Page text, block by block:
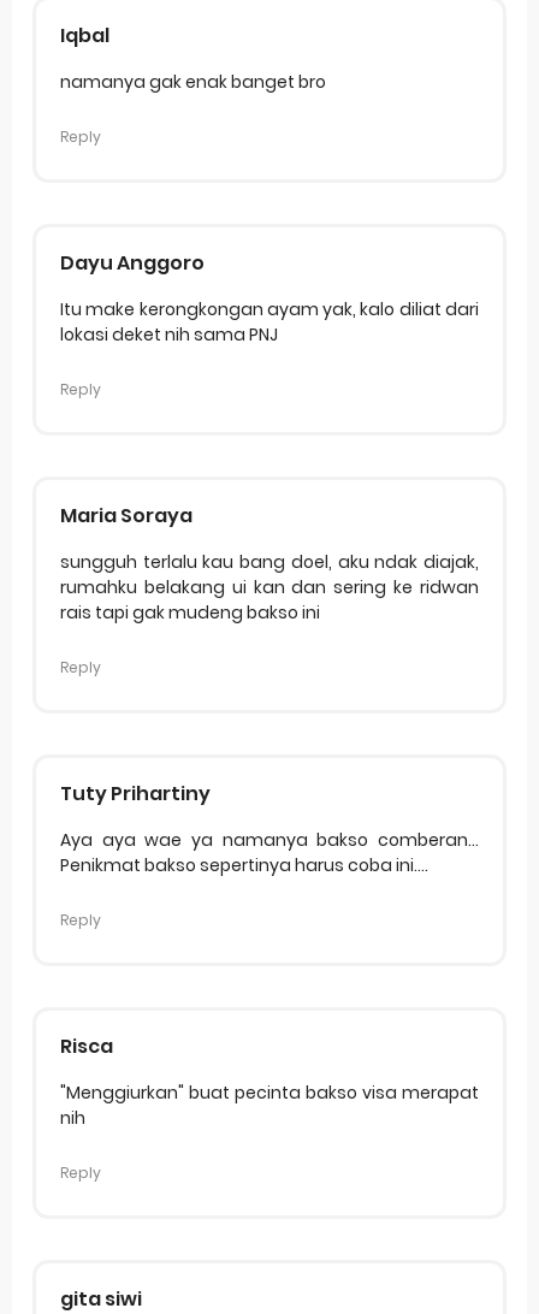
Iqbal
namanya gak enak banget bro
Reply
Dayu Anggoro
Itu make kerongkongan ayam yak, kalo diliat dari
lokasi deket nih sama PNJ
Reply
Maria Soraya
sungguh terlalu kau bang doel, aku ndak diajak,
rumahku belakang ui kan dan sering ke ridwan
rais tapi gak mudeng bakso ini
Reply
Tuty Prihartiny
Aya aya wae ya namanya bakso comberan...
Penikmat bakso sepertinya harus coba ini....
Reply
Risca
"Menggiurkan" buat pecinta bakso visa merapat
nih
Reply
gita siwi